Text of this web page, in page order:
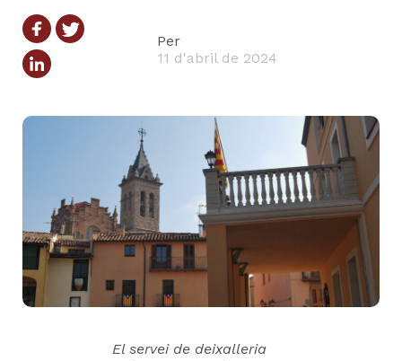
Per
11 d'abril de 2024
El servei de deixalleria